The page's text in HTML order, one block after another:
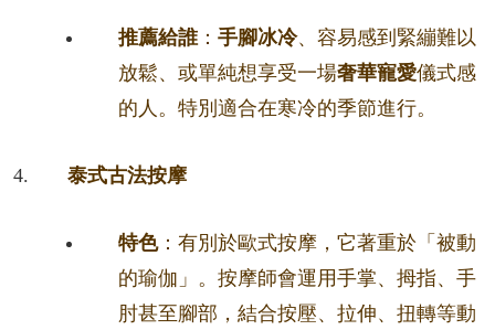
推薦給誰： 手腳冰冷、容易感到緊繃難以
放鬆、或單純想享受一場奢華寵愛儀式感
的人。特別適合在寒冷的季節進行。
泰式古法按摩
特色：有別於歐式按摩，它著重於「被動
的瑜伽」。按摩師會運用手掌、拇指、手
肘甚至腳部，結合按壓、拉伸、扭轉等動